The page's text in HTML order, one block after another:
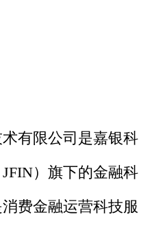
有限公司是嘉银科
）旗下的金融科
费金融运营科技服